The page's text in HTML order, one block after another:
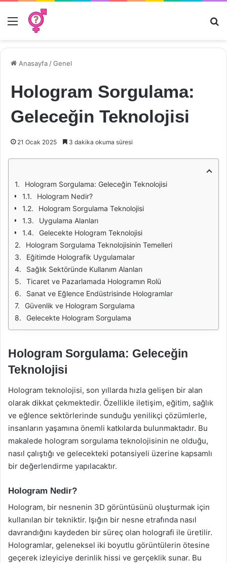
Menü
Anasayfa /Genel
Hologram Sorgulama:
Geleceğin Teknolojisi
21 Ocak 2025 3 dakika okuma süresi
Hologram Sorgulama: Geleceğin Teknolojisi
Hologram Nedir?
Hologram Sorgulama Teknolojisi
Uygulama Alanları
Gelecekte Hologram Teknolojisi
Hologram Sorgulama Teknolojisinin Temelleri
Eğitimde Holografik Uygulamalar
Sağlık Sektöründe Kullanım Alanları
Ticaret ve Pazarlamada Hologramın Rolü
Sanat ve Eğlence Endüstrisinde Hologramlar
Güvenlik ve Hologram Sorgulama
Gelecekte Hologram Sorgulama
Hologram Sorgulama: Geleceğin
Teknolojisi
Hologram teknolojisi, son yıllarda hızla gelişen bir alan
olarak dikkat çekmektedir. Özellikle iletişim, eğitim, sağlık
ve eğlence sektörlerinde sunduğu yenilikçi çözümlerle,
insanların yaşamına önemli katkılarda bulunmaktadır. Bu
makalede hologram sorgulama teknolojisinin ne olduğu,
nasıl çalıştığı ve gelecekteki potansiyeli üzerine kapsamlı
bir değerlendirme yapılacaktır.
Hologram Nedir?
Hologram, bir nesnenin 3D görüntüsünü oluşturmak için
kullanılan bir tekniktir. Işığın bir nesne etrafında nasıl
davrandığını kaydeden bir süreç olan holografi ile üretilir.
Hologramlar, geleneksel iki boyutlu görüntülerin ötesine
geçerek izleyiciye derinlik hissi ve gerçeklik sunar. Bu